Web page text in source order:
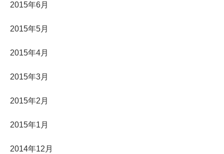
2015年6月
2015年5月
2015年4月
2015年3月
2015年2月
2015年1月
2014年12月